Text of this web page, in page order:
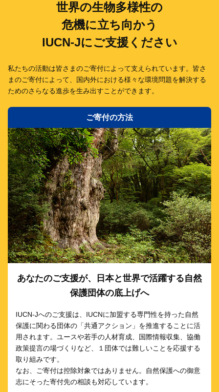
世界の生物多様性の
危機に立ち向かう
IUCN-Jにご支援ください
私たちの活動は皆さまのご寄付によって支えられています。 皆さ
まのご寄付によって、国内外における様々な環境問題を解決する
ためのさらなる進歩を生み出すことができます。
ご寄付の方法
あなたのご支援が、日本と世界で活躍する自然
保護団体の底上げへ
IUCN-Jへのご支援は、IUCNに加盟する専門性を持った自然
保護に関わる団体の「共通アクション」を推進することに活
用されます。ユースや若手の人材育成、国際情報収集、協働
政策提言の場づくりなど、１団体では難しいことを応援する
取り組みです。
なお、ご寄付は控除対象ではありません。自然保護への御意
志にそった寄付先の相談も対応しています。